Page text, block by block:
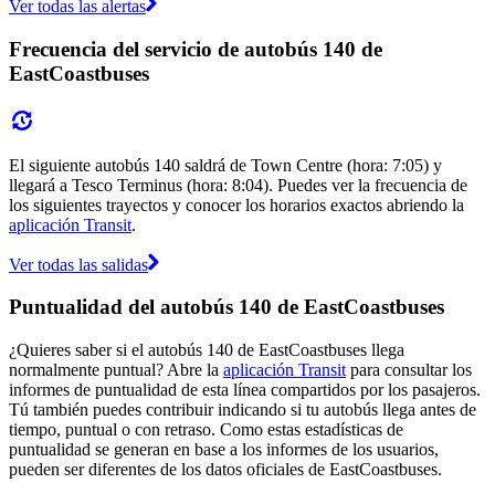
Ver todas las alertas
Frecuencia del servicio de autobús 140 de
EastCoastbuses
El siguiente autobús 140 saldrá de Town Centre (hora: 7:05) y
llegará a Tesco Terminus (hora: 8:04). Puedes ver la frecuencia de
los siguientes trayectos y conocer los horarios exactos abriendo la
aplicación Transit.
Ver todas las salidas
Puntualidad del autobús 140 de EastCoastbuses
¿Quieres saber si el autobús 140 de EastCoastbuses llega
normalmente puntual? Abre la aplicación Transit para consultar los
informes de puntualidad de esta línea compartidos por los pasajeros.
Tú también puedes contribuir indicando si tu autobús llega antes de
tiempo, puntual o con retraso. Como estas estadísticas de
puntualidad se generan en base a los informes de los usuarios,
pueden ser diferentes de los datos oficiales de EastCoastbuses.